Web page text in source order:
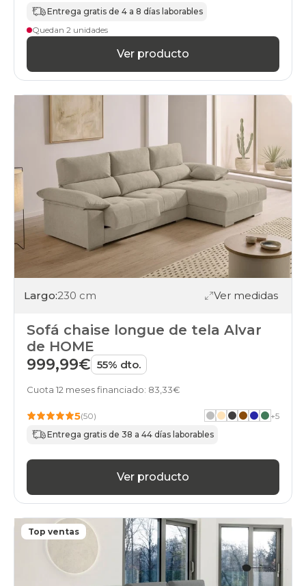
Entrega gratis de 4 a 8 días laborables
Quedan 2 unidades
Ver producto
Largo:230 cm Ver medidas
Sofá chaise longue de tela Alvar
de HOME
999,99€ 55% dto.
Cuota 12 meses financiado: 83,33€
5(50) +5
Entrega gratis de 38 a 44 días laborables
Ver producto
Top ventas